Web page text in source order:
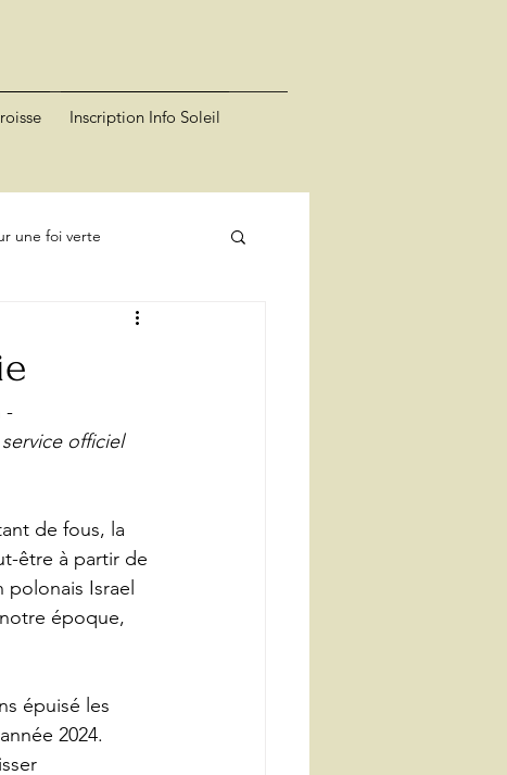
Inscription Info Soleil
une foi verte
-
officiel
de fous, la
être à partir de
Israel
époque,
épuisé les
2024.